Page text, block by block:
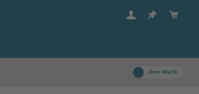
ohne MwSt.